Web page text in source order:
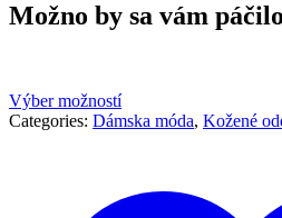
Možno by sa vám páčilo
Výber možností
Categories: Dámska móda, Kožené